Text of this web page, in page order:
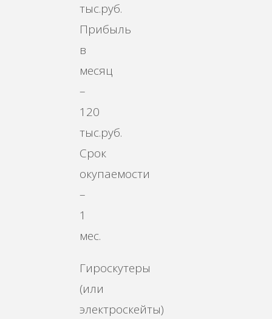
тыс.руб.
Прибыль
в
месяц
–
120
тыс.руб.
Срок
окупаемости
–
1
мес.
Гироскутеры
(или
электроскейты)